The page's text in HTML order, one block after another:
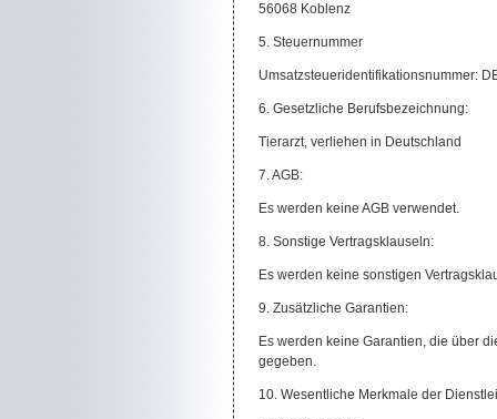
56068 Koblenz
5. Steuernummer
Umsatzsteueridentifikationsnummer:
6. Gesetzliche Berufsbezeichnung:
Tierarzt, verliehen in Deutschland
7. AGB:
Es werden keine AGB verwendet.
8. Sonstige Vertragsklauseln:
Es werden keine sonstigen
9. Zusätzliche Garantien:
Es werden keine Garantien, die über
gegeben.
10. Wesentliche Merkmale der